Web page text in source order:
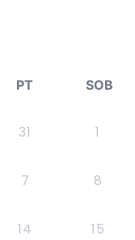
PT SOB
31 1
7 8
14 15